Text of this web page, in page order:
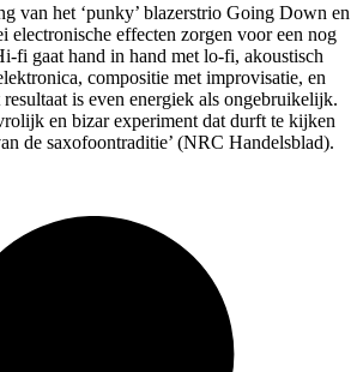
van het ‘punky’ blazerstrio Going Down en
electronische effecten zorgen voor een nog
fi gaat hand in hand met lo-fi, akoustisch
compositie met improvisatie, en
is even energiek als ongebruikelijk.
en bizar experiment dat durft te kijken
de saxofoontraditie’ (NRC Handelsblad).